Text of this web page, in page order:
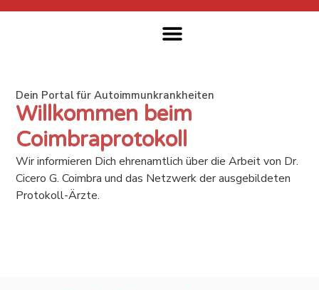
Dein Portal für Autoimmunkrankheiten
Willkommen beim
Coimbraprotokoll
Wir informieren Dich ehrenamtlich über die Arbeit von Dr.
Cicero G. Coimbra und das Netzwerk der ausgebildeten
Protokoll-Ärzte.